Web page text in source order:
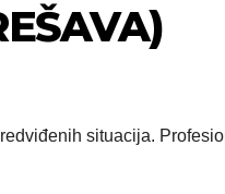
situacija.